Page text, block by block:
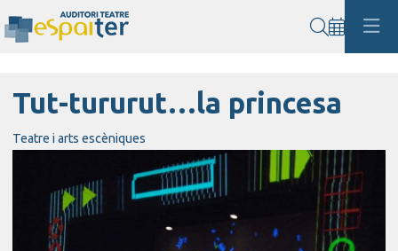
Tut-tururut…la princesa
Teatre i arts escèniques